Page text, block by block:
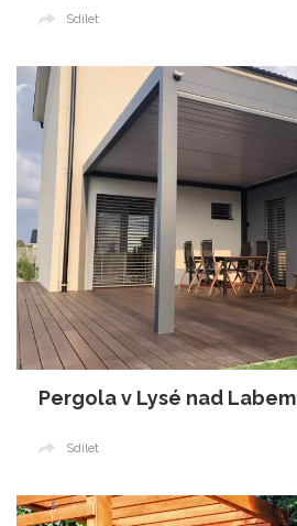
Sdílet
Pergola v Lysé nad Labem
Sdílet